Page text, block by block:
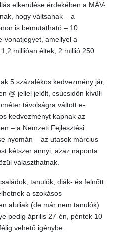
elkerülése érdekében a MÁV-
hogy váltsanak – a
is bemutatható – 10
vonatjegyet, amellyel a
millióan éltek, 2 millió 250
5 százalékos kedvezmény jár,
@ jellel jelölt, csúcsidőn kívüli
távolságra váltott e-
kedvezményt kapnak az
– a Nemzeti Fejlesztési
nyomán – az utasok március
kétszer annyi, azaz naponta
választhatnak.
tanulók, diák- és felnőtt
a szokásos
aluliak (de már nem tanulók)
pedig április 27-én, péntek 10
vehető igénybe.